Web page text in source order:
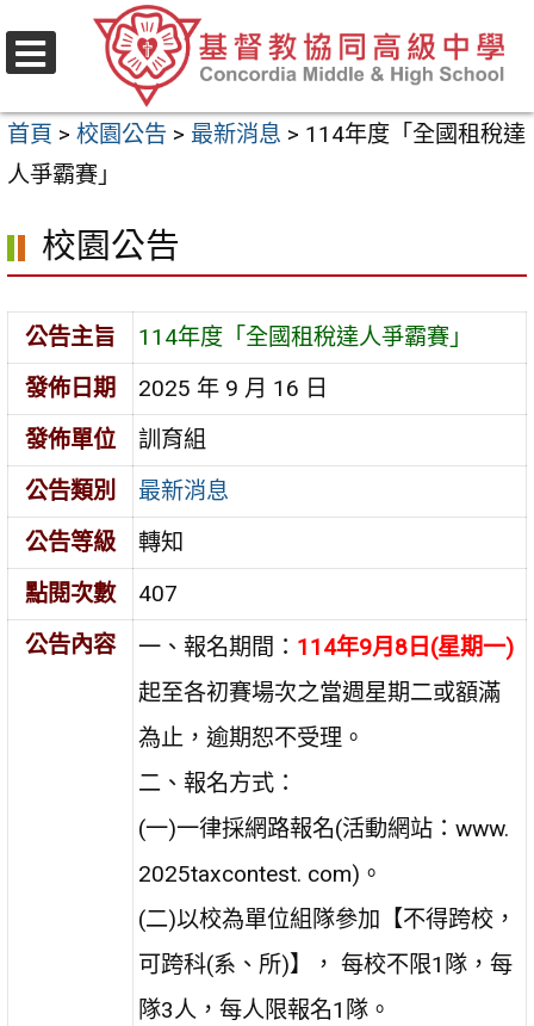
至
要
內
區
首頁 > 校園公告 > 最新消息 > 114年度「全國租稅達
人爭霸賽」
校園公告
公告主旨
114年度「全國租稅達人爭霸賽」
發佈日期
2025 年 9 月 16 日
發佈單位
訓育組
公告類別
最新消息
公告等級
轉知
點閱次數
407
公告內容
一、報名期間： 114年9月8日(星期一)
起至各初賽場次之當週星期二或額滿
為止，逾期恕不受理。
二、報名方式：
(一)一律採網路報名(活動網站：www.
2025taxcontest. com)。
(二)以校為單位組隊參加【不得跨校，
可跨科(系、所)】， 每校不限1隊，每
隊3人，每人限報名1隊。
選
單